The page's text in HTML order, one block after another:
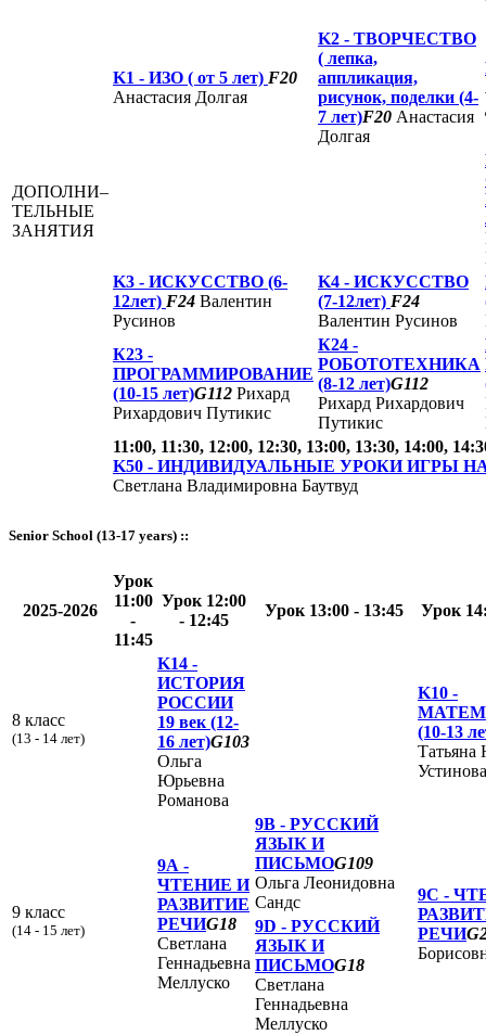
ДОПОЛНИ–
ТЕЛЬНЫЕ
ЗАНЯТИЯ
K1 - ИЗО ( от 5 лет) F20
Анастасия Долгая
K2 - ТВОРЧЕСТВО
( лепка,
аппликация,
рисунок, поделки (4-
7 лет)F20 Анастасия
Долгая
K3 - ИСКУССТВО (6-
12лет) F24 Валентин
Русинов
K4 - ИСКУССТВО
(7-12лет) F24
Валентин Русинов
К23 -
ПРОГРАММИРОВАНИЕ
(10-15 лет)G112 Рихард
Рихардович Путикис
К24 -
РОБОТОТЕХНИКА
(8-12 лет)G112
Рихард Рихардович
Путикис
11:00, 11:30, 12:00, 12:30, 13:00, 13:30, 14:00,
K50 - ИНДИВИДУАЛЬНЫЕ УРОКИ ИГРЫ
Светлана Владимировна Баутвуд
Senior School (13-17 years) ::
2025-2026
Урок
11:00
-
11:45
Урок 12:00
- 12:45
Урок 13:00 - 13:45 Урок
8 класс
(13 - 14 лет)
K14 -
ИСТОРИЯ
РОССИИ
19 век (12-
16 лет)G103
Ольга
Юрьевна
Романова
K10 -
(10-13
Татьяна
Устинова
9 класс
(14 - 15 лет)
9А -
ЧТЕНИЕ И
РАЗВИТИЕ
РЕЧИG18
Светлана
Геннадьевна
Меллуско
9B - РУССКИЙ
ЯЗЫК И
ПИСЬМОG109
Ольга Леонидовна
Сандс
9C -
РЕЧИ
9D - РУССКИЙ
ЯЗЫК И
ПИСЬМОG18
Светлана
Геннадьевна
Меллуско